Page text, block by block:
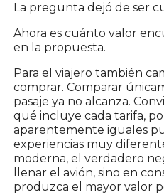
La pregunta dejó de ser
Ahora es cuánto valor
en la propuesta.
Para el viajero también
comprar. Comparar
pasaje ya no alcanza.
qué incluye cada tarifa,
aparentemente iguales
experiencias muy
moderna, el verdadero
llenar el avión, sino en
produzca el mayor valor